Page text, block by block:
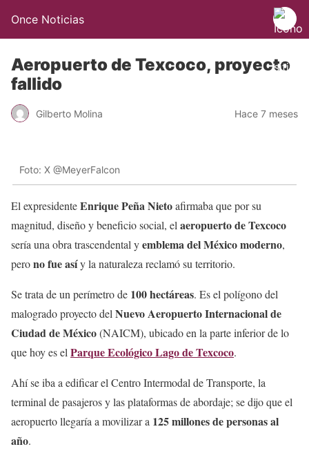
Once Noticias
Aeropuerto de Texcoco, proyecto
fallido
Gilberto Molina Hace 7 meses
Foto: X @MeyerFalcon
El expresidenteEnrique Peña Nietoafirmaba que por su
magnitud, diseño y beneficio social, el aeropuerto de Texcoco
sería una obra trascendental yemblema del México moderno,
perono fue asíy la naturaleza reclamó su territorio.
Se trata de un perímetro de 100 hectáreas. Es el polígono del
malogrado proyecto del Nuevo Aeropuerto Internacional de
Ciudad de México(NAICM), ubicado en la parte inferior de lo
que hoy es el Parque Ecológico Lago de Texcoco.
Ahí se iba a edificar el Centro Intermodal de Transporte, la
terminal de pasajeros y las plataformas de abordaje; se dijo que el
aeropuerto llegaría a movilizar a 125 millones de personas al
año.